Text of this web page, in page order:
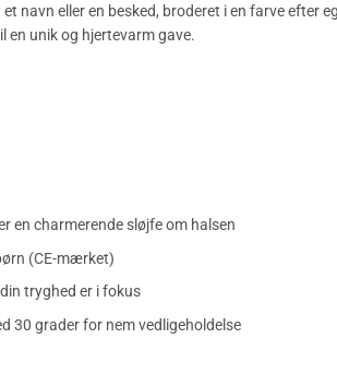
navn eller en besked, broderet i en farve
en unik og hjertevarm gave.
en charmerende sløjfe om halsen
(CE-mærket)
tryghed er i fokus
30 grader for nem vedligeholdelse